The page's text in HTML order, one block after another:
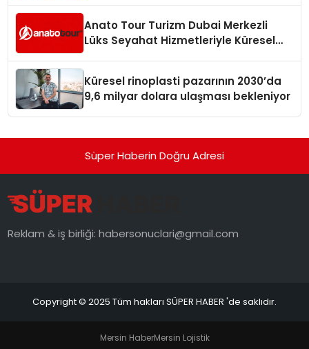
Anato Tour Turizm Dubai Merkezli
Lüks Seyahat Hizmetleriyle Küresel
Küresel rinoplasti pazarının 2030’da
9,6 milyar dolara ulaşması bekleniyor
Süper Haberin Doğru Adresi
Reklam & iş birliği:habersonuclari@gmail.com
Copyright © 2025 Tüm hakları SÜPER HABER 'de saklıdır.
Mersin HaberMersin Lojistik